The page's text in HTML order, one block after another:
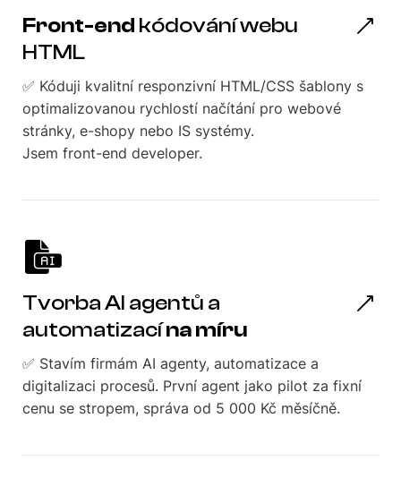
Front-end kódování webu
HTML
✅ Kóduji kvalitní responzivní HTML/CSS šablony s
optimalizovanou rychlostí načítání pro webové
stránky, e-shopy nebo IS systémy.
Jsem front-end developer.
Tvorba AI agentů a
automatizacína míru
✅ Stavím firmám AI agenty, automatizace a
digitalizaci procesů. První agent jako pilot za fixní
cenu se stropem, správa od 5 000 Kč měsíčně.